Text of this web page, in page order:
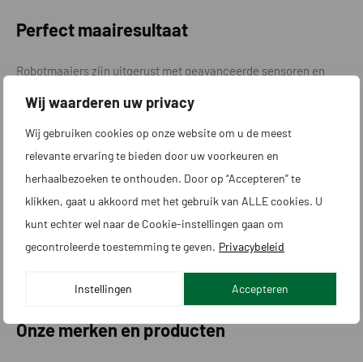
Wij waarderen uw privacy
Wij gebruiken cookies op onze website om u de meest
relevante ervaring te bieden door uw voorkeuren en
herhaalbezoeken te onthouden. Door op “Accepteren” te
klikken, gaat u akkoord met het gebruik van ALLE cookies. U
kunt echter wel naar de Cookie-instellingen gaan om
gecontroleerde toestemming te geven. Privacybeleid
Instellingen Accepteren
Perfect maairesultaat
Robotmaaiers zijn uitgerust met geavanceerde sensoren en
maaisystemen die zorgen voor een perfect gemaaid gazon.
netjes en verzorgd uitzien.
Milieuvriendelijke robot grasmaaiers
Robotmaaiers werken op batterijen en zijn daarom
milieuvriendelijker dan traditionele benzinegrasmaaiers.
regelmatig maaien van het gras.
Onze merken en producten